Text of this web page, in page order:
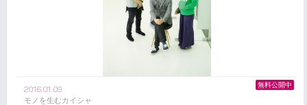
2016.01.09
モノを生むカイシャ
無料公開中